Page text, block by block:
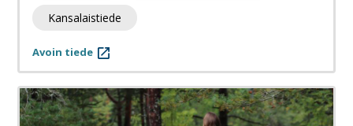
Kansalaistiede
Avoin tiede